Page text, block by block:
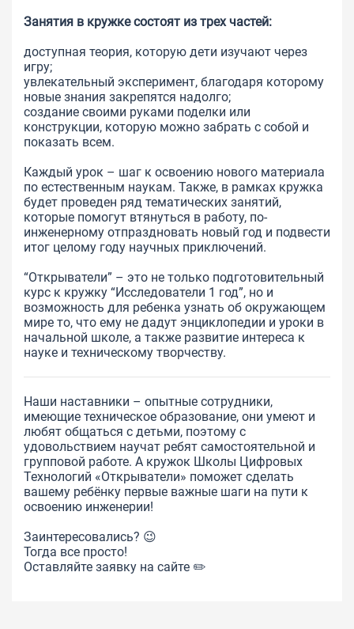
Занятия в кружке состоят из трех частей:
доступная теория, которую дети изучают через
игру;
увлекательный эксперимент, благодаря которому
новые знания закрепятся надолго;
создание своими руками поделки или
конструкции, которую можно забрать с собой и
показать всем.
Каждый урок – шаг к освоению нового материала
по естественным наукам. Также, в рамках кружка
будет проведен ряд тематических занятий,
которые помогут втянуться в работу, по-
инженерному отпраздновать новый год и подвести
итог целому году научных приключений.
“Открыватели” – это не только подготовительный
курс к кружку “Исследователи 1 год”, но и
возможность для ребенка узнать об окружающем
мире то, что ему не дадут энциклопедии и уроки в
начальной школе, а также развитие интереса к
науке и техническому творчеству.
Наши наставники – опытные сотрудники,
имеющие техническое образование, они умеют и
любят общаться с детьми, поэтому с
удовольствием научат ребят самостоятельной и
групповой работе. А кружок Школы Цифровых
Технологий «Открыватели» поможет сделать
вашему ребёнку первые важные шаги на пути к
освоению инженерии!
Заинтересовались? 😉
Тогда все просто!
Оставляйте заявку на сайте ✏️